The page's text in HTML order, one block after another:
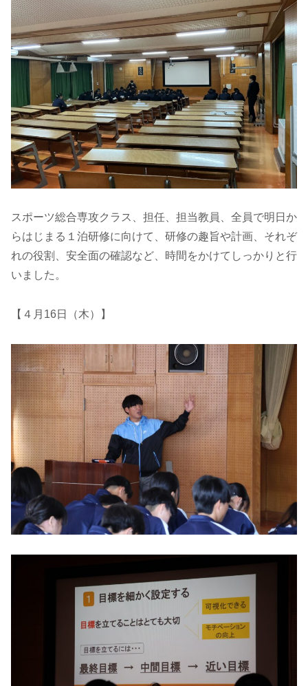
スポーツ総合専攻クラス、担任、担当教員、全員で明日か
らはじまる１泊研修に向けて、研修の趣旨や計画、それぞ
れの役割、安全面の確認など、時間をかけてしっかりと行
いました。
【４月16日（木）】